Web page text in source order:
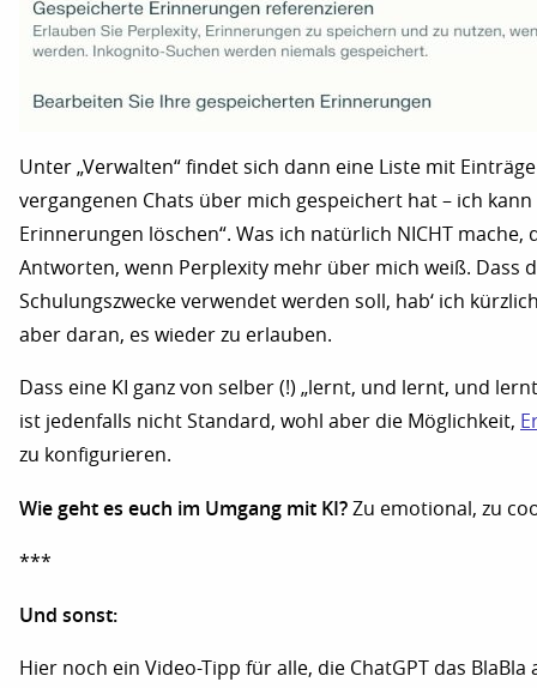
Unter „Verwalten“ findet sich dann eine Liste mit
vergangenen Chats über mich gespeichert hat – ich kann
Erinnerungen löschen“. Was ich natürlich NICHT mache,
Antworten, wenn Perplexity mehr über mich weiß. Dass
Schulungszwecke verwendet werden soll, hab‘ ich
aber daran, es wieder zu erlauben.
Dass eine KI ganz von selber (!) „lernt, und lernt, und
ist jedenfalls nicht Standard, wohl aber die Möglichkeit,
zu konfigurieren.
Wie geht es euch im Umgang mit KI? Zu emotional, zu
***
Und sonst:
Hier noch ein Video-Tipp für alle, die ChatGPT das